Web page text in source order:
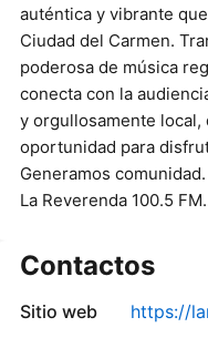
auténtica y vibrante
Ciudad del Carmen.
poderosa de música
conecta con la
y orgullosamente local,
oportunidad para
Generamos
La Reverenda 100.5
Contactos
Sitio web https://